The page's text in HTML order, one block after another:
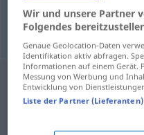
cireusef(électrique)
Wir und unsere Partner
Folgendes
Genaue Geolocation-Daten
Identifikation aktiv abfragen.
Informationen auf einem Gerät.
Messung von Werbung und
Entwicklung von
Liste der Partner (Lieferanten)